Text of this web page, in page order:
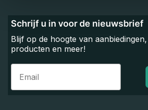
Schrijf u in voor de nieuwsbrief
Blijf op de hoogte van
producten en meer!
Email